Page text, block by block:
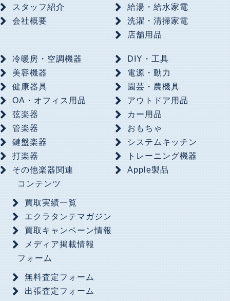
スタッフ紹介
会社概要
給湯・給水家電
洗濯・清掃家電
店舗用品
冷暖房・空調機器
美容機器
健康器具
OA・オフィス用品
弦楽器
管楽器
鍵盤楽器
打楽器
その他楽器関連
DIY・工具
電源・動力
園芸・農機具
アウトドア用品
カー用品
おもちゃ
システムキッチン
トレーニング機器
Apple製品
コンテンツ
買取実績一覧
エクラタンテマガジン
買取キャンペーン情報
メディア掲載情報
フォーム
無料査定フォーム
出張査定フォーム